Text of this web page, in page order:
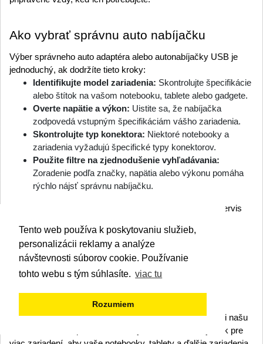
Tento web používa k poskytovaniu služieb,
personalizácii reklamy a analýze
návštevnosti súborov cookie. Používanie
tohto webu s tým súhlasíte. viac tu
Rozumiem
Ako vybrať správnu auto nabíjačku
Výber správneho auto adaptéra alebo autonabíjačky USB je
jednoduchý, ak dodržíte tieto kroky:
Identifikujte model zariadenia: Skontrolujte špecifikácie
alebo štítok na vašom notebooku, tablete alebo gadgete.
Overte napätie a výkon: Uistite sa, že nabíjačka
zodpovedá vstupným špecifikáciám vášho zariadenia.
Skontrolujte typ konektora: Niektoré notebooky a
zariadenia vyžadujú špecifické typy konektorov.
Zoradenie podľa značky, napätia alebo výkonu pomáha
rýchlo nájsť správnu nabíjačku.
Ak nemôžete nájsť presnú nabíjačku, náš zákaznícky servis
zariadenie.
Udržujte svoje zariadenia napájané –
Preskúmajte naše auto nabíjačky
Nenechajte vybitá batéria prerušiť vašu cestu. Prezrite si našu
kolekciu auto adaptérov, autonabíjačiek USB a nabíjačiek pre